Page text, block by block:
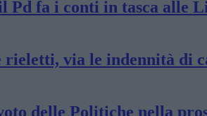
Pd fa i conti in tasca alle
rieletti, via le indennità di
delle Politiche nella